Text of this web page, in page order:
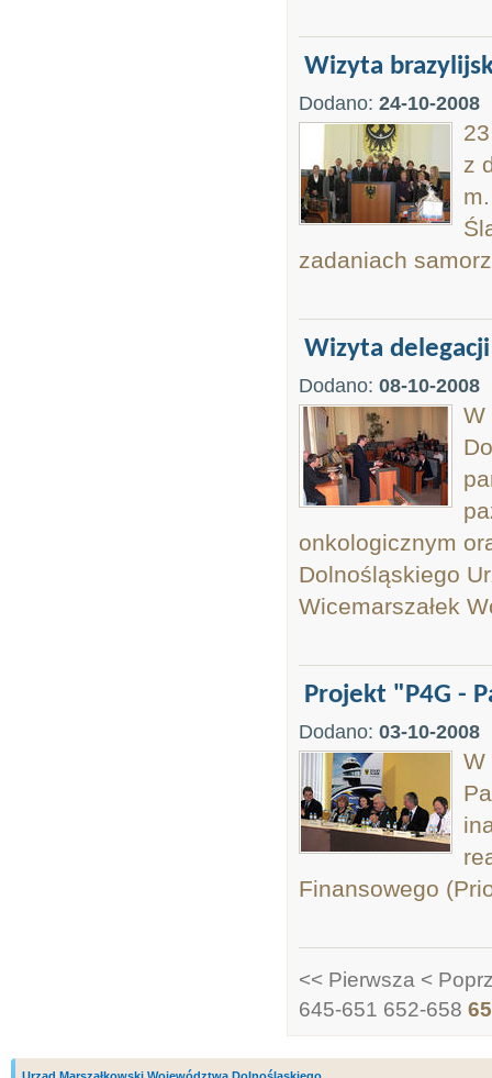
Wizyta
Dodano: 24-10-2008
z
zadaniach
Wizyta
Dodano: 08-10-2008
W
onkologicznym
Dolnośląskiego
Wicemarszałek
Projekt "P4G -
Dodano: 03-10-2008
W
Finansowego
<< Pierwsza <
645-651 652-658